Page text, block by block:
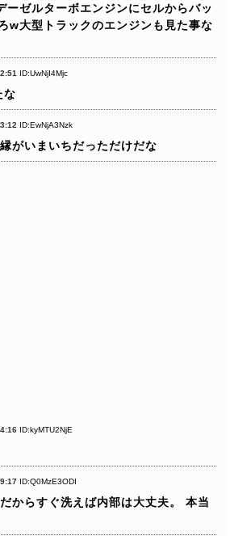
ーゼルターボエンジンにセルからバッ
w大型トラックのエンジンも見た事な
ID:UwNjI4Mjc
な
ID:EwNjA3Nzk
がいまいちだっただけだな
ID:kyMTU2NjE
ID:Q0MzE3ODI
からすぐ洗えば内部は大丈夫。
本当